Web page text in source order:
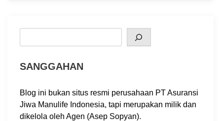
SANGGAHAN
Blog ini bukan situs resmi perusahaan PT Asuransi
Jiwa Manulife Indonesia, tapi merupakan milik dan
dikelola oleh Agen (Asep Sopyan).